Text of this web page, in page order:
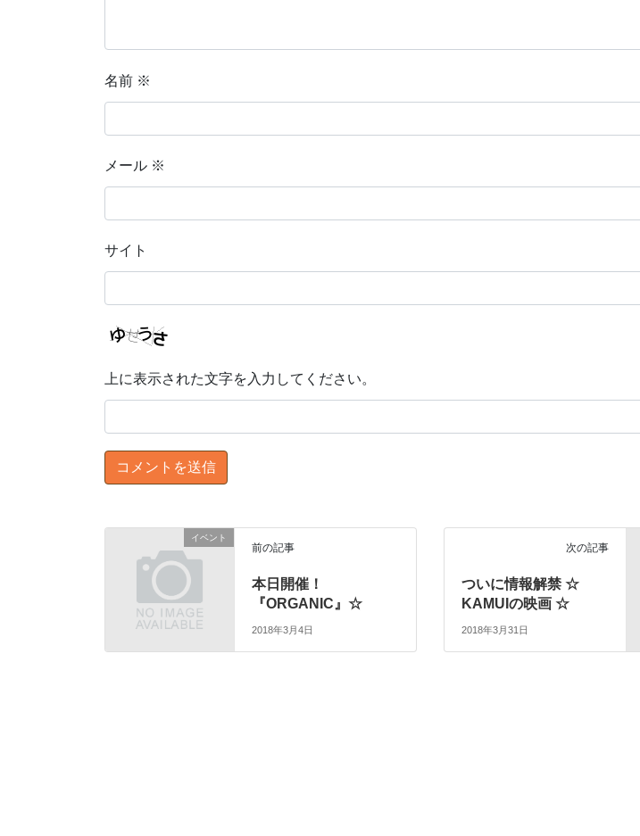
名前 ※
メール ※
サイト
上に表示された文字を入力してください。
イベント
前の記事
本日開催！
『ORGANIC』☆
2018年3月4日
次の記事
ついに情報解禁 ☆
KAMUIの映画 ☆
2018年3月31日